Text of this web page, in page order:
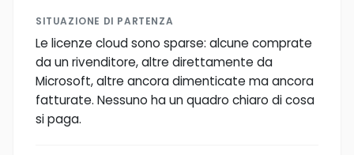
SITUAZIONE DI PARTENZA
Le licenze cloud sono sparse: alcune comprate
da un rivenditore, altre direttamente da
Microsoft, altre ancora dimenticate ma ancora
fatturate. Nessuno ha un quadro chiaro di cosa
si paga.